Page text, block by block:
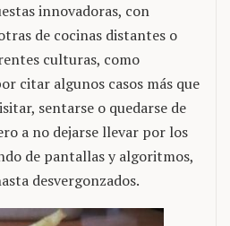
innovadoras, con
de cocinas distantes o
culturas, como
citar algunos casos más que
sentarse o quedarse de
a no dejarse llevar por los
de pantallas y algoritmos,
desvergonzados.